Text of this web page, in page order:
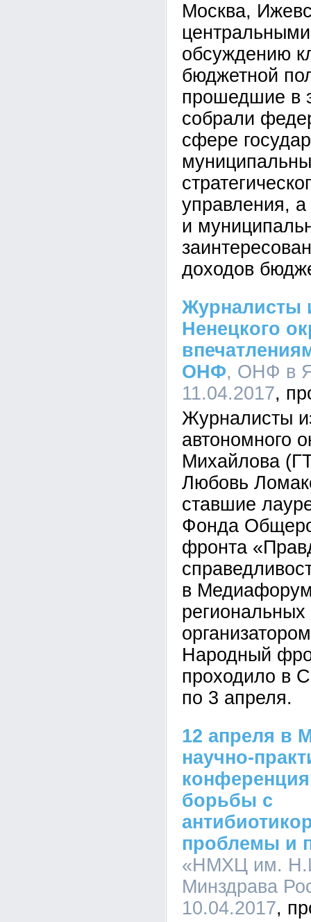
Москва,
обсуждению
бюджетной
прошедшие в
собрали
сфере
управления,
и
доходов
Журналисты
Ненецкого
ОНФ, ОНФ в
11.04.2017
Журналисты
автономного
Михайлова
Любовь
ставшие
Фонда
фронта
в
Народный
проходило в
по 3 апреля.
12 апреля в
научно-
борьбы с
проблемы и
«НМХЦ им.
Минздрава
10.04.2017